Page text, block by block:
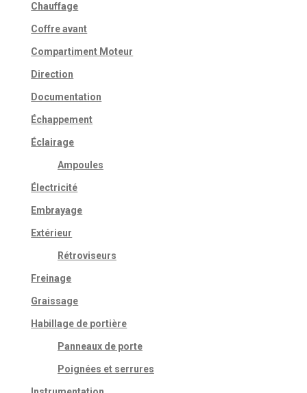
Chauffage
Coffre avant
Compartiment Moteur
Direction
Documentation
Échappement
Éclairage
Ampoules
Électricité
Embrayage
Extérieur
Rétroviseurs
Freinage
Graissage
Habillage de portière
Panneaux de porte
Poignées et serrures